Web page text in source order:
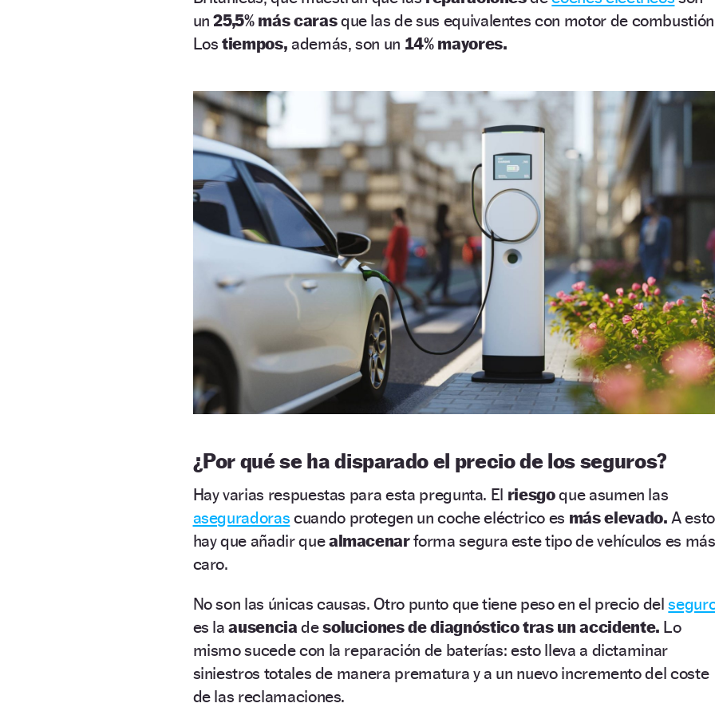
un 25,5% más carasque las de sus equivalentes con motor de
Lostiempos, además, son un 14% mayores.
¿Por qué se ha disparado el precio de los seguros?
Hay varias respuestas para esta pregunta. El riesgoque asumen las
aseguradoras cuando protegen un coche eléctrico es más elevado. A esto
hay que añadir quealmacenarforma segura este tipo de vehículos es más
caro.
No son las únicas causas. Otro punto que tiene peso en el precio del
es laausenciadesoluciones de diagnóstico tras un accidente. Lo
mismo sucede con la reparación de baterías: esto lleva a dictaminar
siniestros totales de manera prematura y a un nuevo incremento del coste
de las reclamaciones.